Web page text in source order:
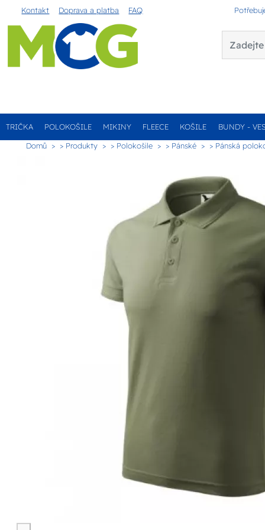
Kontakt Doprava a platba FAQ
TRIČKA POLOKOŠILE MIKINY FLEECE KOŠILE BUNDY -
Domů > Produkty > Polokošile > Pánské > Pánská